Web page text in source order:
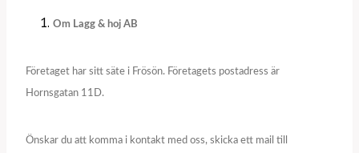
Om Lagg & hoj AB
Företaget har sitt säte i Frösön. Företagets postadress är
Hornsgatan 11D.
Önskar du att komma i kontakt med oss, skicka ett mail till